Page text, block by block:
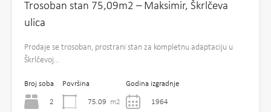
Trosoban stan 75,09m2 – Maksimir, Škrlčeva
ulica
Prodaje se trosoban, prostrani stan za kompletnu adaptaciju u
Škrlčevoj…
Broj soba
2
Površina
75.09 m2
Godina izgradnje
1964